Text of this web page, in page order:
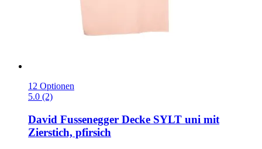
12 Optionen
5.0 (2)
David Fussenegger Decke SYLT uni mit
Zierstich, pfirsich